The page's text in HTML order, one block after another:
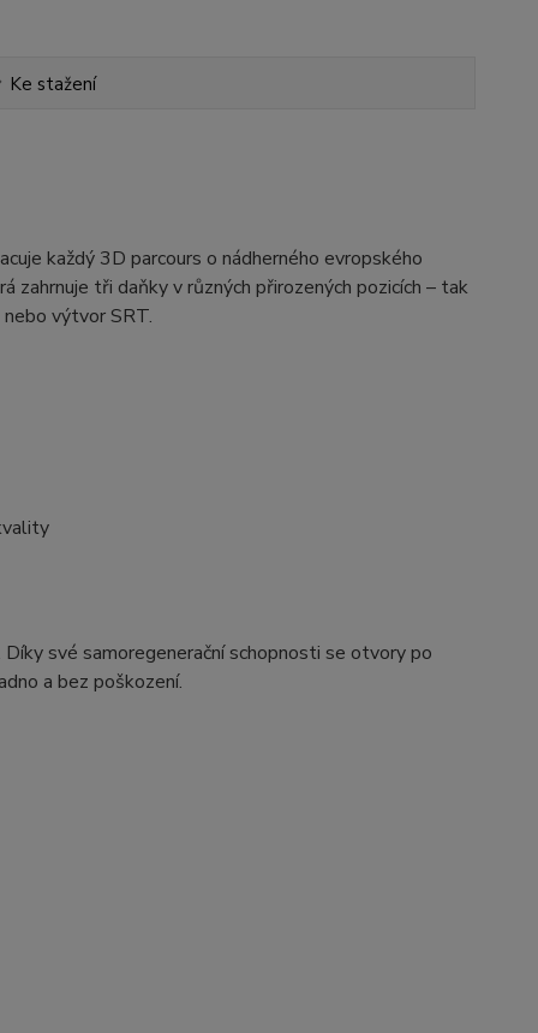
Ke stažení
každý 3D parcours o nádherného evropského
tři daňky v různých přirozených pozicích – tak
výtvor SRT.
své samoregenerační schopnosti se otvory po
a bez poškození.